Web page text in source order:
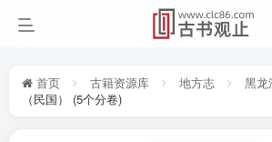
首页 古籍资源库 地方志 黑龙
（民国） (5个分卷)